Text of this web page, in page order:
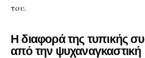
του.
Η διαφορά της τυπικής
από την ψυχαναγκαστική